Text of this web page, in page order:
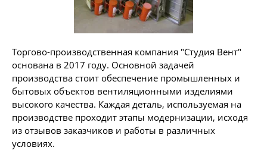
Торгово-производственная компания "Студия Вент"
основана в 2017 году. Основной задачей
производства стоит обеспечение промышленных и
бытовых объектов вентиляционными изделиями
высокого качества. Каждая деталь, используемая на
производстве проходит этапы модернизации, исходя
из отзывов заказчиков и работы в различных
условиях.